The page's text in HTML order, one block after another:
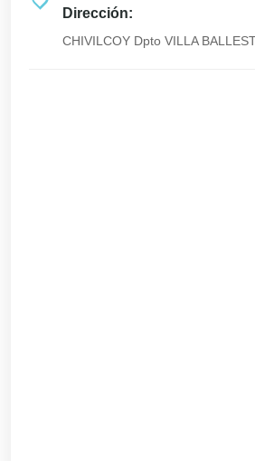
Dirección:
CHIVILCOY Dpto VILLA